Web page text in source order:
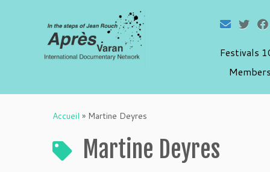
Festivals
Accueil » Martine Deyres
Martine Deyres